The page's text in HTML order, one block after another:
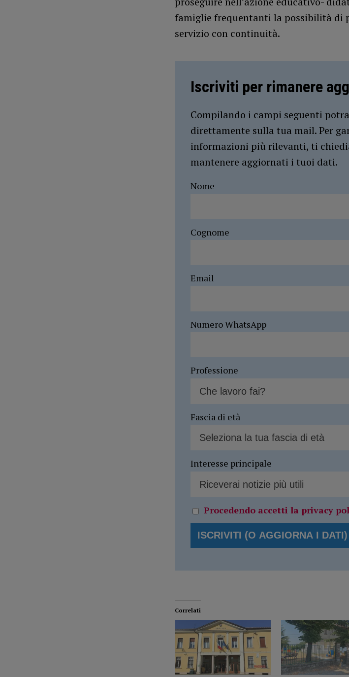
famiglie frequentanti la possibilità di
servizio con continuità.
Iscriviti per rimanere
Compilando i campi seguenti
direttamente sulla tua mail. Per
informazioni più rilevanti, ti
mantenere aggiornati i tuoi dati.
Nome
Cognome
Email
Numero WhatsApp
Professione
Fascia di età
Interesse principale
Procedendo accetti la privacy
Correlati